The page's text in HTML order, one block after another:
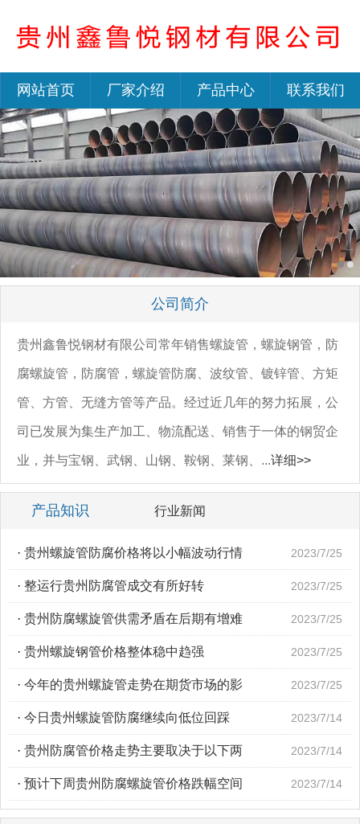
网站首页 厂家介绍 产品中心 联系我们
公司简介
贵州鑫鲁悦钢材有限公司常年销售螺旋管，螺旋钢管，防
腐螺旋管，防腐管，螺旋管防腐、波纹管、镀锌管、方矩
管、方管、无缝方管等产品。经过近几年的努力拓展，公
司已发展为集生产加工、物流配送、销售于一体的钢贸企
业，并与宝钢、武钢、山钢、鞍钢、莱钢、...详细>>
产品知识 行业新闻
· 贵州螺旋管防腐价格将以小幅波动行情 2023/7/25
· 整运行贵州防腐管成交有所好转 2023/7/25
· 贵州防腐螺旋管供需矛盾在后期有增难 2023/7/25
· 贵州螺旋钢管价格整体稳中趋强 2023/7/25
· 今年的贵州螺旋管走势在期货市场的影 2023/7/25
· 今日贵州螺旋管防腐继续向低位回踩 2023/7/14
· 贵州防腐管价格走势主要取决于以下两 2023/7/14
· 预计下周贵州防腐螺旋管价格跌幅空间 2023/7/14